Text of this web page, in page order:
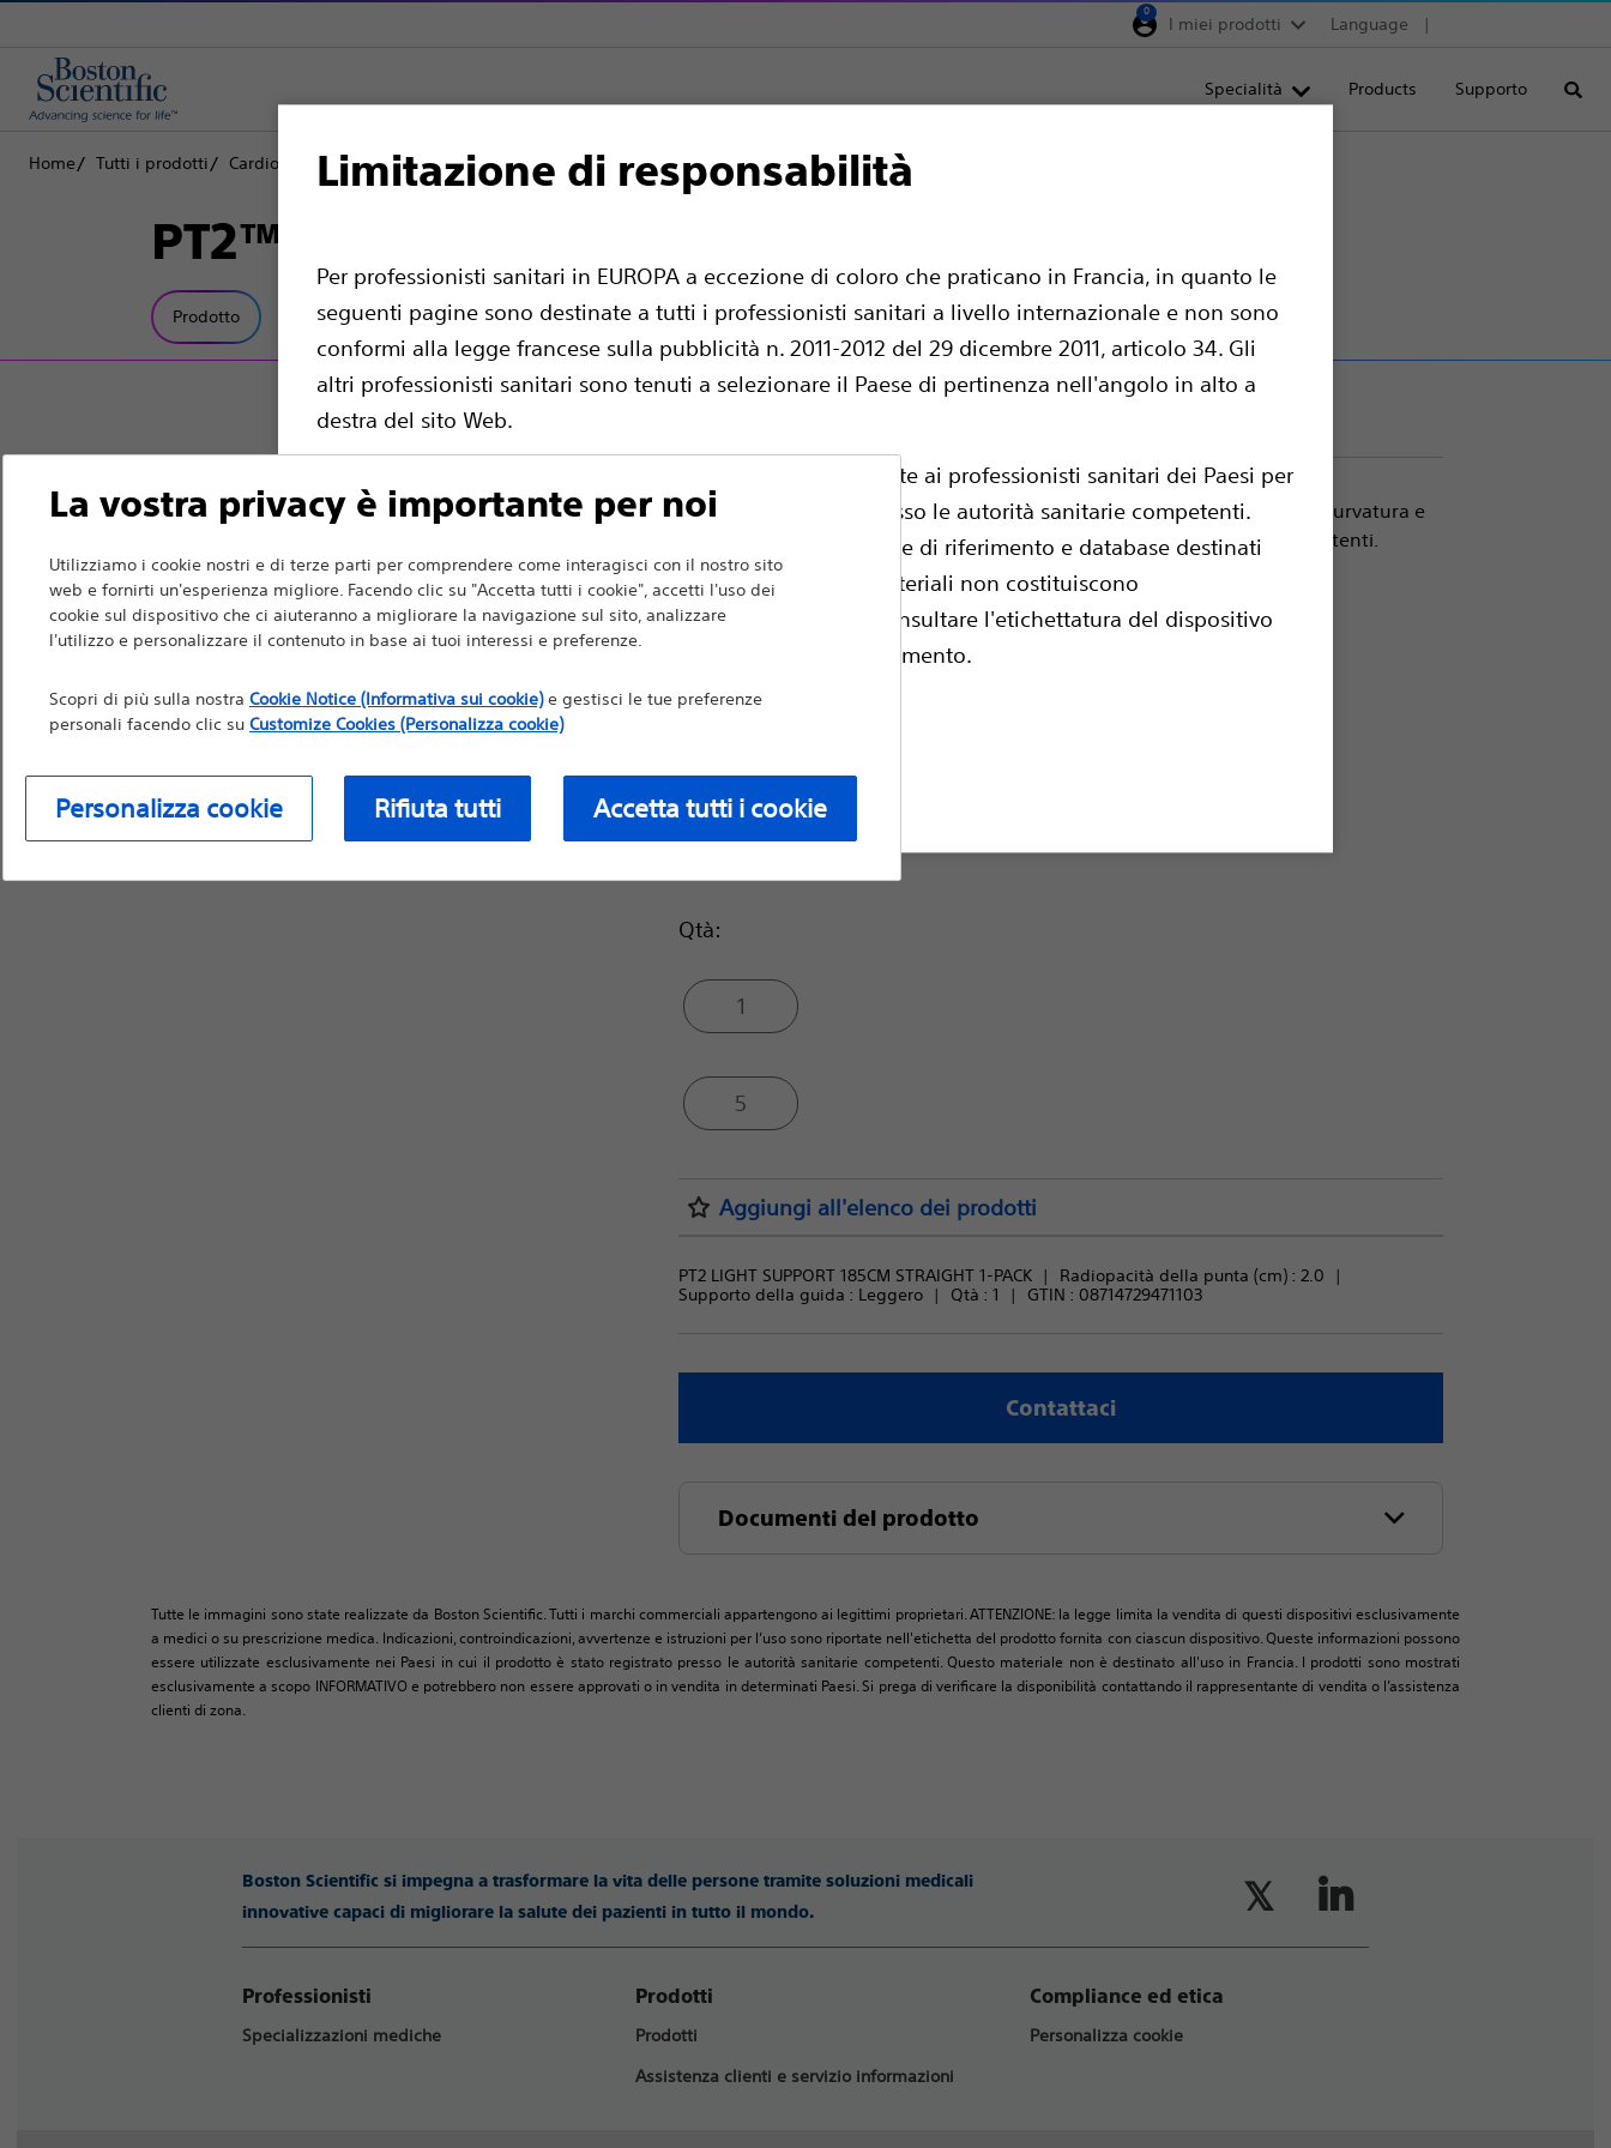
Limitazione di responsabilità
Per professionisti sanitari in EUROPA a eccezione di coloro che praticano in Francia, in quanto le
seguenti pagine sono destinate a tutti i professionisti sanitari a livello internazionale e non sono
conformi alla legge francese sulla pubblicità n. 2011-2012 del 29 dicembre 2011, articolo 34. Gli
altri professionisti sanitari sono tenuti a selezionare il Paese di pertinenza nell'angolo in alto a
destra del sito Web.
Si noti che le seguenti pagine sono riservate esclusivamente ai professionisti sanitari dei Paesi per
i quali esistono le necessarie registrazioni dei prodotti presso le autorità sanitarie competenti.
Nella misura in cui questo sito contiene informazioni, guide di riferimento e database destinati
all'uso da parte di professionisti medici autorizzati, tali materiali non costituiscono
raccomandazioni mediche professionali. Prima dell'uso consultare l'etichettatura del dispositivo
per informazioni di prescrizione e istruzioni per il funzionamento.
Continua Rifiuta
0
I miei prodotti Language
Specialità Products Supporto
Cerca
Home Tutti i prodotti Cardiologia interventistica Procedura PCI complessa Filiguida PT2™ Filoguida
PT2™ Filoguida
Prodotto Specifiche tecniche
Offre una maggiore resilienza insieme alla capacità di facilitazione della curvatura e
del rilascio di dispositivi in anatomie tortuose e in lesioni altamente resistenti.
Confrontare Filiguida
Moderato
Qtà:
1
5
Aggiungi all'elenco dei prodotti
PT2 LIGHT SUPPORT 185CM STRAIGHT 1-PACK Radiopacità della punta (cm) : 2.0
Supporto della guida : Leggero Qtà : 1 GTIN : 08714729471103
Contattaci
Documenti del prodotto
Tutte le immagini sono state realizzate da Boston Scientific. Tutti i marchi commerciali appartengono ai legittimi proprietari. ATTENZIONE: la legge limita la vendita di questi dispositivi esclusivamente
a medici o su prescrizione medica. Indicazioni, controindicazioni, avvertenze e istruzioni per l’uso sono riportate nell'etichetta del prodotto fornita con ciascun dispositivo. Queste informazioni possono
essere utilizzate esclusivamente nei Paesi in cui il prodotto è stato registrato presso le autorità sanitarie competenti. Questo materiale non è destinato all'uso in Francia. I prodotti sono mostrati
esclusivamente a scopo INFORMATIVO e potrebbero non essere approvati o in vendita in determinati Paesi. Si prega di verificare la disponibilità contattando il rappresentante di vendita o l’assistenza
clienti di zona.
Boston Scientific si impegna a trasformare la vita delle persone tramite soluzioni medicali
innovative capaci di migliorare la salute dei pazienti in tutto il mondo.
Professionisti
Specializzazioni mediche
Prodotti
Prodotti
Assistenza clienti e servizio informazioni
Compliance ed etica
Personalizza cookie
La vostra privacy è importante per noi
Utilizziamo i cookie nostri e di terze parti per comprendere come interagisci con il nostro sito
web e fornirti un'esperienza migliore. Facendo clic su "Accetta tutti i cookie", accetti l'uso dei
cookie sul dispositivo che ci aiuteranno a migliorare la navigazione sul sito, analizzare
l'utilizzo e personalizzare il contenuto in base ai tuoi interessi e preferenze.
Scopri di più sulla nostra Cookie Notice (Informativa sui cookie)e gestisci le tue preferenze
personali facendo clic su Customize Cookies (Personalizza cookie)
Personalizza cookie Rifiuta tutti Accetta tutti i cookie